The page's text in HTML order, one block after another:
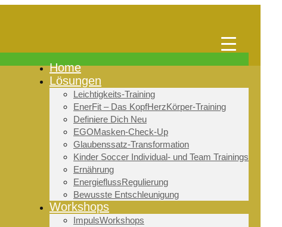
Home
Lösungen
Leichtigkeits-Training
EnerFit – Das KopfHerzKörper-Training
Definiere Dich Neu
EGOMasken-Check-Up
Glaubenssatz-Transformation
Kinder Soccer Individual- und Team Trainings
Ernährung
EnergieflussRegulierung
Bewusste Entschleunigung
Workshops
ImpulsWorkshops